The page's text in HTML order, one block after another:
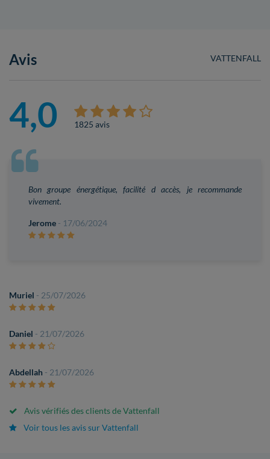
VATTENFALL
Avis
4,0 1825 avis
Bon groupe énergétique, facilité d accès, je recommande
vivement.
Jerome - 17/06/2024
Muriel - 25/07/2026
Daniel - 21/07/2026
Abdellah - 21/07/2026
Avis vérifiés des clients de Vattenfall
Voir tous les avis sur Vattenfall